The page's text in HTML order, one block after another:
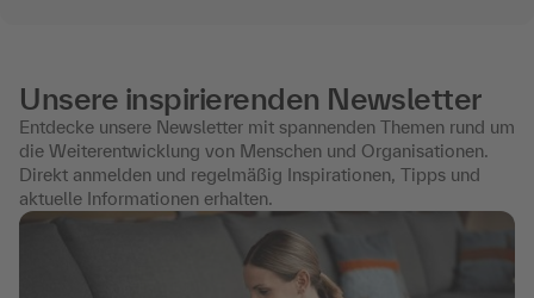
Unsere inspirierenden Newsletter
Entdecke unsere Newsletter mit spannenden Themen rund um
die Weiterentwicklung von Menschen und Organisationen.
Direkt anmelden und regelmäßig Inspirationen, Tipps und
aktuelle Informationen erhalten.